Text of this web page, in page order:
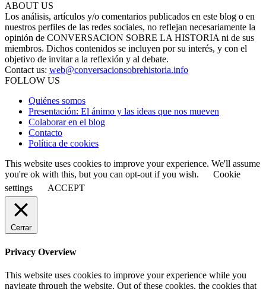
ABOUT US
Los análisis, artículos y/o comentarios publicados en este blog o en
nuestros perfiles de las redes sociales, no reflejan necesariamente la
opinión de CONVERSACION SOBRE LA HISTORIA ni de sus
miembros. Dichos contenidos se incluyen por su interés, y con el
objetivo de invitar a la reflexión y al debate.
Contact us: web@conversacionsobrehistoria.info
FOLLOW US
Quiénes somos
Presentación: El ánimo y las ideas que nos mueven
Colaborar en el blog
Contacto
Política de cookies
This website uses cookies to improve your experience. We'll assume
you're ok with this, but you can opt-out if you wish.
Cookie
settings
ACCEPT
Cerrar
Privacy Overview
This website uses cookies to improve your experience while you
navigate through the website. Out of these cookies, the cookies that